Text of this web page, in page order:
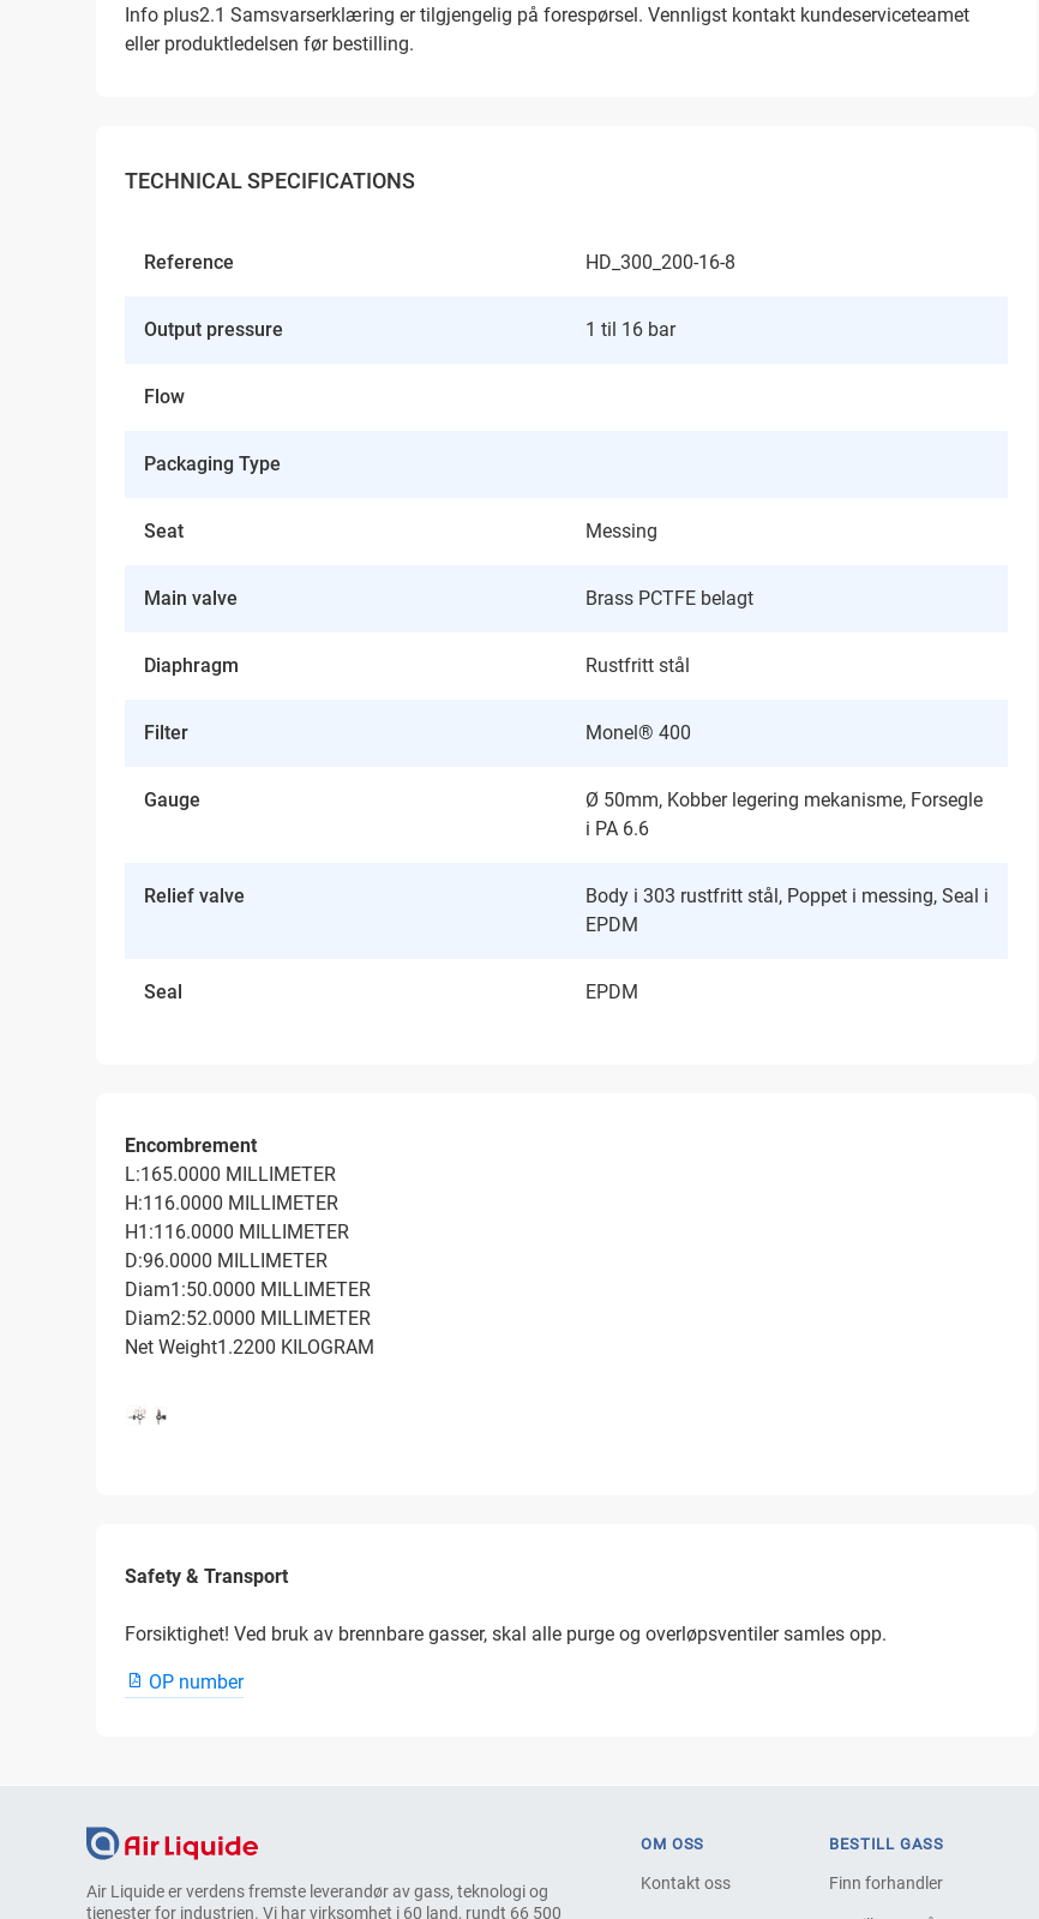
Info plus2.1 Samsvarserklæring er tilgjengelig på forespørsel. Vennligst kontakt kundeserviceteamet
eller produktledelsen før bestilling.
TECHNICAL SPECIFICATIONS
Reference HD_300_200-16-8
Output pressure 1 til 16 bar
Flow
Packaging Type
Seat Messing
Main valve Brass PCTFE belagt
Diaphragm Rustfritt stål
Filter Monel® 400
Gauge
Ø 50mm, Kobber legering mekanisme, Forsegle
i PA 6.6
Relief valve
Body i 303 rustfritt stål, Poppet i messing, Seal i
EPDM
Seal EPDM
Encombrement
L:165.0000 MILLIMETER
H:116.0000 MILLIMETER
H1:116.0000 MILLIMETER
D:96.0000 MILLIMETER
Diam1:50.0000 MILLIMETER
Diam2:52.0000 MILLIMETER
Net Weight1.2200 KILOGRAM
Safety & Transport
Forsiktighet! Ved bruk av brennbare gasser, skal alle purge og overløpsventiler samles opp.
OP number
Air Liquide er verdens fremste leverandør av gass, teknologi og
tjenester for industrien. Vi har virksomhet i 60 land, rundt 66 500
OM OSS
Kontakt oss
BESTILL GASS
Finn forhandler